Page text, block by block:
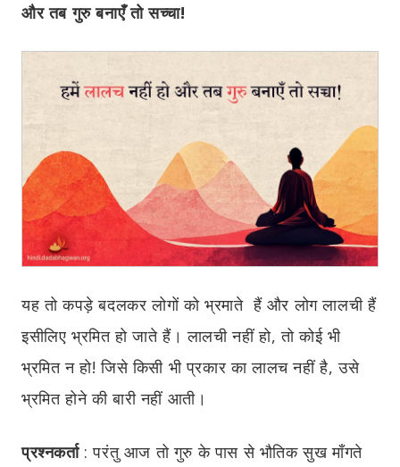
और तब गुरु बनाएँ तो सच्चा!
यह तो कपड़े बदलकर लोगों कोभ्रमाते हैं और लोग लालची हैं
इसीलिए भ्रमित हो जाते हैं। लालची नहीं हो, तो कोई भी
भ्रमित न हो! जिसे किसी भी प्रकार का लालच नहीं है, उसे
भ्रमित होने की बारी नहीं आती।
प्रश्नकर्ता: परंतु आज तो गुरु के पास से भौतिक सुख माँगते